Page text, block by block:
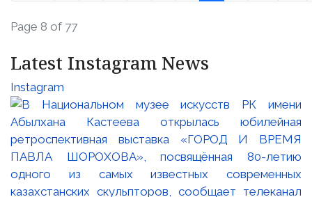
Page 8 of 77
Latest Instagram News
Instagram